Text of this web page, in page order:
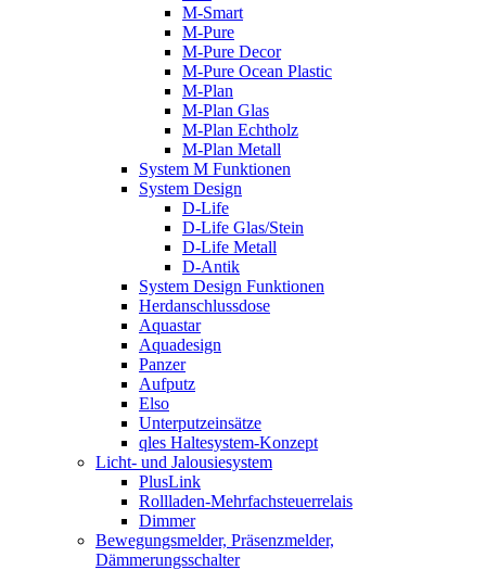
M-Smart
M-Pure
M-Pure Decor
M-Pure Ocean Plastic
M-Plan
M-Plan Glas
M-Plan Echtholz
M-Plan Metall
System M Funktionen
System Design
D-Life
D-Life Glas/Stein
D-Life Metall
D-Antik
System Design Funktionen
Herdanschlussdose
Aquastar
Aquadesign
Panzer
Aufputz
Elso
Unterputzeinsätze
qles Haltesystem-Konzept
Licht- und Jalousiesystem
PlusLink
Rollladen-Mehrfachsteuerrelais
Dimmer
Bewegungsmelder, Präsenzmelder,
Dämmerungsschalter